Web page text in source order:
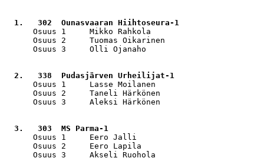
1.   302  Ounasvaaran Hiihtoseura-1
Osuus 1     Mikko Rahkola
Osuus 2     Tuomas Oikarinen
Osuus 3     Olli Ojanaho
2.   338  Pudasjärven Urheilijat-1
Osuus 1     Lasse Moilanen
Osuus 2     Taneli Härkönen
Osuus 3     Aleksi Härkönen
3.   303  MS Parma-1
Osuus 1     Eero Jalli
Osuus 2     Eero Lapila
Osuus 3     Akseli Ruohola